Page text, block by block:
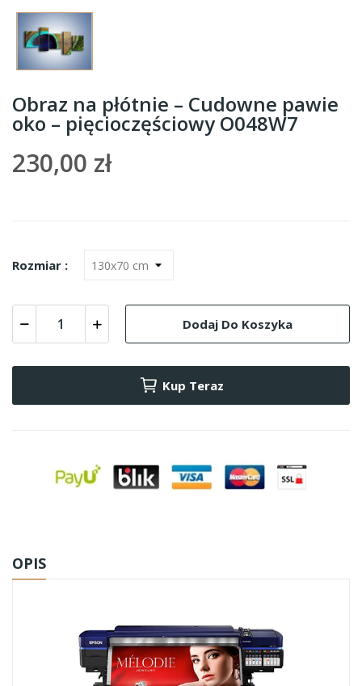
Obraz na płótnie – Cudowne pawie
oko – pięcioczęściowy O048W7
230,00 zł
Rozmiar :
Dodaj Do Koszyka
Kup Teraz
OPIS